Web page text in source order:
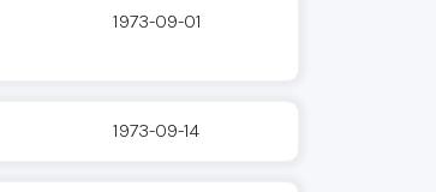
1973-09-01
1973-09-14